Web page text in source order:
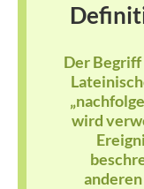
Der Begriff
wird